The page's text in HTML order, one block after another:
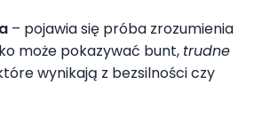
– pojawia się próba zrozumienia
może pokazywać bunt, trudne
wynikają z bezsilności czy